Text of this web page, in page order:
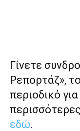
Γίνετε
Ρεπορτάζ»,
περιοδικό
εδώ.